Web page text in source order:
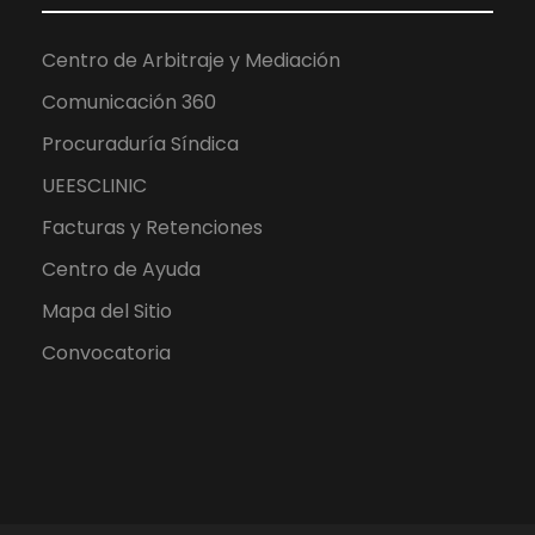
Centro de Arbitraje y Mediación
Comunicación 360
Procuraduría Síndica
UEESCLINIC
Facturas y Retenciones
Centro de Ayuda
Mapa del Sitio
Convocatoria